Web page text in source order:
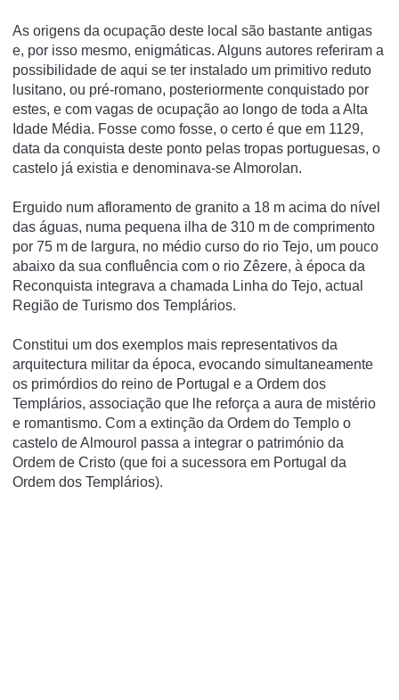
As origens da ocupação deste local são bastante antigas
e, por isso mesmo, enigmáticas. Alguns autores referiram a
possibilidade de aqui se ter instalado um primitivo reduto
lusitano, ou pré-romano, posteriormente conquistado por
estes, e com vagas de ocupação ao longo de toda a Alta
Idade Média. Fosse como fosse, o certo é que em 1129,
data da conquista deste ponto pelas tropas portuguesas, o
castelo já existia e denominava-se Almorolan.
Erguido num afloramento de granito a 18 m acima do ní­vel
das águas, numa pequena ilha de 310 m de comprimento
por 75 m de largura, no médio curso do rio Tejo, um pouco
abaixo da sua confluência com o rio Zêzere, à época da
Reconquista integrava a chamada Linha do Tejo, actual
Região de Turismo dos Templários.
Constitui um dos exemplos mais representativos da
arquitectura militar da época, evocando simultaneamente
os primórdios do reino de Portugal e a Ordem dos
Templários, associação que lhe reforça a aura de mistério
e romantismo. Com a extinção da Ordem do Templo o
castelo de Almourol passa a integrar o património da
Ordem de Cristo (que foi a sucessora em Portugal da
Ordem dos Templários).